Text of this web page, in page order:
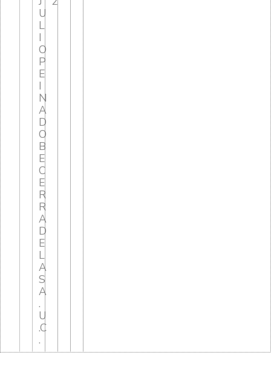
U
L
I
O
P
E
I
N
A
D
O
B
E
C
E
R
R
A
D
E
L
A
S
A
.
U
.C
.